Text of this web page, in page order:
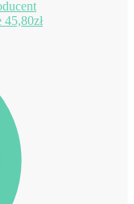
45,80zł